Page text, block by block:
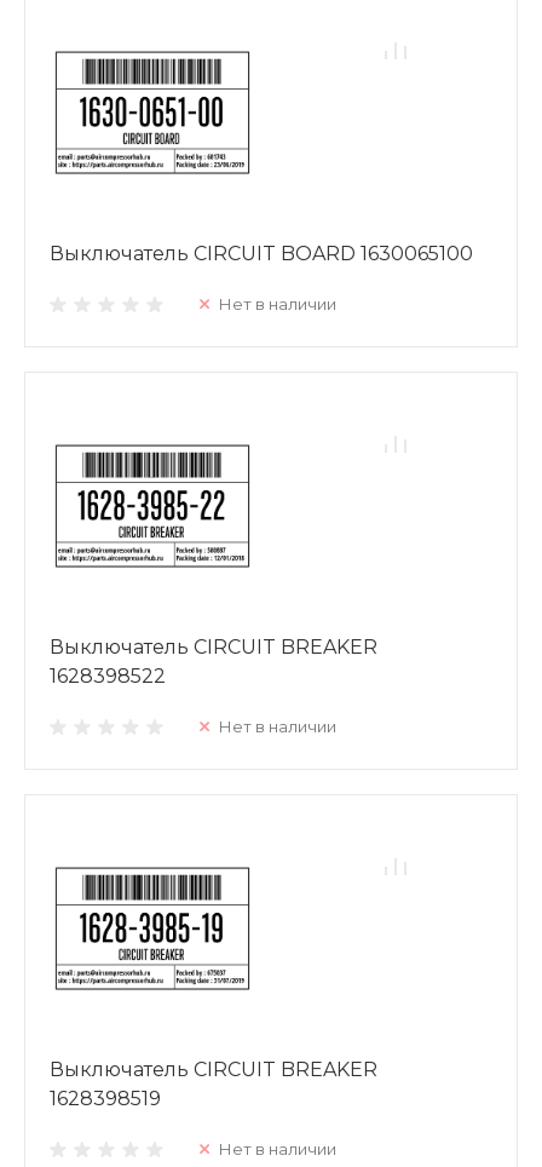
Выключатель CIRCUIT BOARD 1630065100
Нет в наличии
Выключатель CIRCUIT BREAKER
1628398522
Нет в наличии
Выключатель CIRCUIT BREAKER
1628398519
Нет в наличии